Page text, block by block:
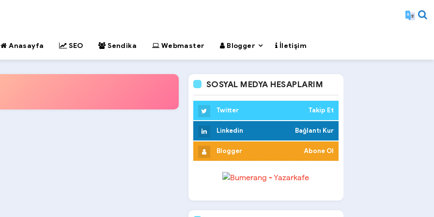
Anasayfa SEO Sendika Webmaster Blogger İletişim
SOSYAL MEDYA HESAPLARIM
Twitter Takip Et
Linkedin Bağlantı Kur
Blogger Abone Ol